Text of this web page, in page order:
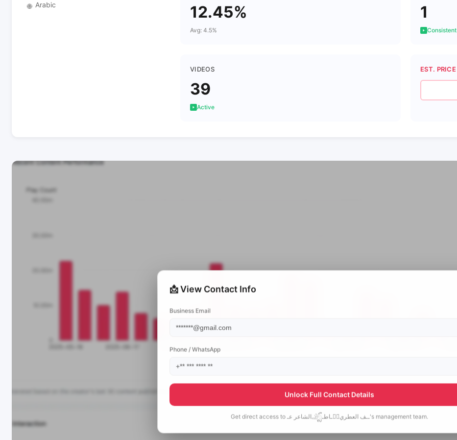
🌐 Arabic 12.45%
Avg: 4.5%
1
Consistent
VIDEOS
39
Active
EST. PRICE
📩 View Contact Info
Business Email
Phone / WhatsApp
Unlock Full Contact Details
Get direct access to الشاعر عـ𓄂ᬼـاطـ𓆃ٌــف العطري's management team.